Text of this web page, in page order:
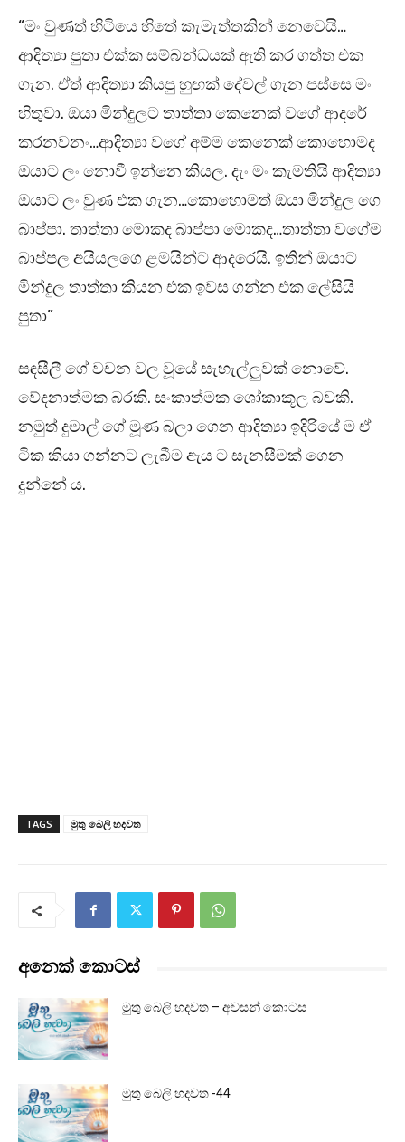
“මං වුණත් හිටියෙ හිතේ කැමැත්තකින් නෙවෙයි…
ආදිත්‍යා පුතා එක්ක සම්බන්ධයක් ඇති කර ගත්ත එක
ගැන. ඒත් ආදිත්‍යා කියපු හුඟක් දේවල් ගැන පස්සෙ මං
හිතුවා. ඔයා මින්දුලට තාත්තා කෙනෙක් වගේ ආදරේ
කරනවනං…ආදිත්‍යා වගේ අම්ම කෙනෙක් කොහොමද
ඔයාට ලං නොවී ඉන්නෙ කියල. දැං මං කැමතියි ආදිත්‍යා
ඔයාට ලං වුණ එක ගැන…කොහොමත් ඔයා මින්දුල ගෙ
බාප්පා. තාත්තා මොකද බාප්පා මොකද…තාත්තා වගේම
බාප්පල අයියලගෙ ළමයින්ට ආදරෙයි. ඉතින් ඔයාට
මින්දුල තාත්තා කියන එක ඉවස ගන්න එක ලේසියි
පුතා”
සඳසීලී ගේ වචන වල වූයේ සැහැල්ලුවක් නොවේ.
වේදනාත්මක බරකි. සංකාත්මක ශෝකාකූල බවකි.
නමුත් දුමාල් ගේ මූණ බලා ගෙන ආදිත්‍යා ඉදිරියේ ම ඒ
ටික කියා ගන්නට ලැබීම ඇය ට සැනසීමක් ගෙන
දුන්නේ ය.
TAGS මුතු බෙලි හදවත
අනෙක් කොටස්
මුතු බෙලි හදවත – අවසන් කොටස
මුතු බෙලි හදවත -44